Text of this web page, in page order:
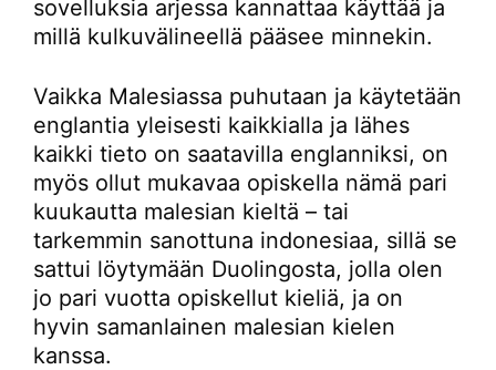
sovelluksia arjessa kannattaa käyttää ja
millä kulkuvälineellä pääsee minnekin.
Vaikka Malesiassa puhutaan ja käytetään
englantia yleisesti kaikkialla ja lähes
kaikki tieto on saatavilla englanniksi, on
myös ollut mukavaa opiskella nämä pari
kuukautta malesian kieltä – tai
tarkemmin sanottuna indonesiaa, sillä se
sattui löytymään Duolingosta, jolla olen
jo pari vuotta opiskellut kieliä, ja on
hyvin samanlainen malesian kielen
kanssa.